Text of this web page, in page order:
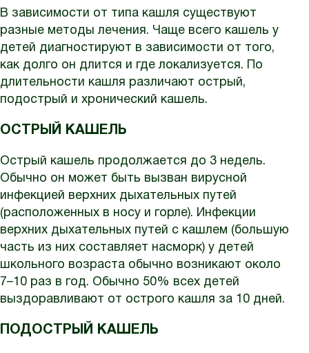
В зависимости от типа кашля существуют
разные методы лечения. Чаще всего кашель у
детей диагностируют в зависимости от того,
как долго он длится и где локализуется. По
длительности кашля различают острый,
подострый и хронический кашель.
ОСТРЫЙ КАШЕЛЬ
Острый кашель продолжается до 3 недель.
Обычно он может быть вызван вирусной
инфекцией верхних дыхательных путей
(расположенных в носу и горле). Инфекции
верхних дыхательных путей с кашлем (большую
часть из них составляет насморк) у детей
школьного возраста обычно возникают около
7–10 раз в год. Обычно 50% всех детей
выздоравливают от острого кашля за 10 дней.
ПОДОСТРЫЙ КАШЕЛЬ